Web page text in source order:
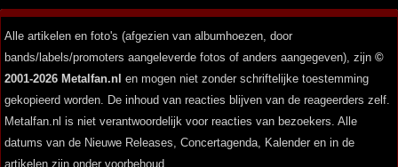
Alle artikelen en foto's (afgezien van albumhoezen, door
bands/labels/promoters aangeleverde fotos of anders aangegeven), zijn ©
2001-2026 Metalfan.nl en mogen niet zonder schriftelijke toestemming
gekopieerd worden. De inhoud van reacties blijven van de reageerders zelf.
Metalfan.nl is niet verantwoordelijk voor reacties van bezoekers. Alle
datums van de Nieuwe Releases, Concertagenda, Kalender en in de
artikelen zijn onder voorbehoud.